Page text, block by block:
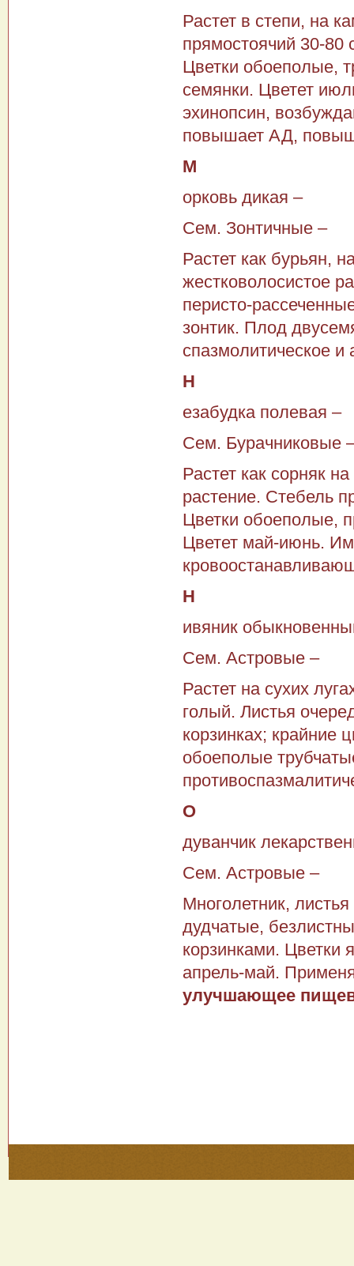
Растет в степи, на
прямостоячий 30-80
Цветки обоеполые,
семянки. Цветет
эхинопсин,
повышает АД,
М
орковь дикая –
Сем. Зонтичные –
Растет как бурьян,
жестковолосистое
перисто-
зонтик. Плод
спазмолитическое и
Н
езабудка полевая –
Сем. Бурачниковые
Растет как сорняк
растение. Стебель
Цветки обоеполые,
Цветет май-июнь.
Н
ивяник
Сем. Астровые –
Растет на сухих
голый. Листья
корзинках; крайние
обоеполые
О
дуванчик
Сем. Астровые –
Многолетник,
дудчатые,
корзинками.
апрель-май.
улучшающее